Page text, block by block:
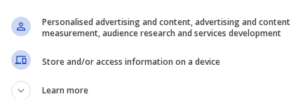
Wilma Faissol: “Se il ladro muore,
Personalised advertising and content, advertising and content
measurement, audience research and services development
Store and/or access information on a device
Learn more